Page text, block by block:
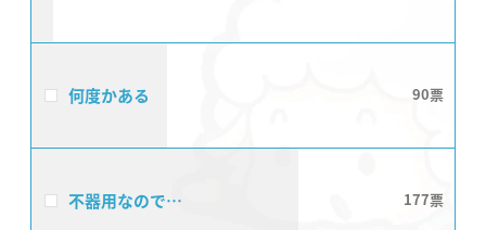
何度かある 90
不器用なので… 177